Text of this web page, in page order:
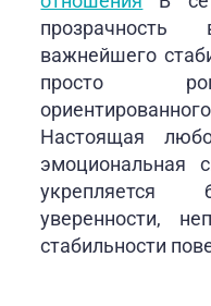
важнейшего
просто
Настоящая
эмоциональная
укрепляется
уверенности,
стабильности